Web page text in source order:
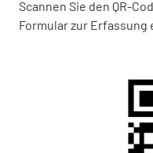
Scannen Sie den QR-
Formular zur Erfassung